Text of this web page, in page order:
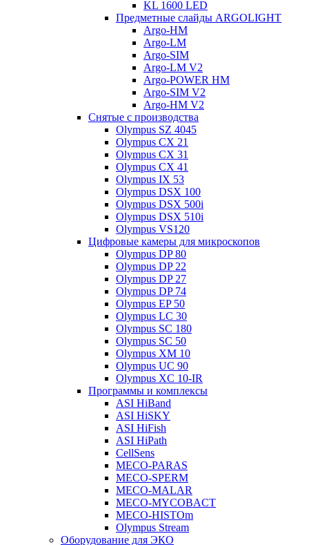
KL 1600 LED
Предметные слайды ARGOLIGHT
Argo-HM
Argo-LM
Argo-SIM
Argo-LM V2
Argo-POWER HM
Argo-SIM V2
Argo-HM V2
Снятые с производства
Olympus SZ 4045
Olympus CX 21
Olympus CX 31
Olympus CX 41
Olympus IX 53
Olympus DSX 100
Olympus DSX 500i
Olympus DSX 510i
Olympus VS120
Цифровые камеры для микроскопов
Olympus DP 80
Olympus DP 22
Olympus DP 27
Olympus DP 74
Olympus EP 50
Olympus LC 30
Olympus SC 180
Olympus SC 50
Olympus XM 10
Olympus UC 90
Olympus XC 10-IR
Программы и комплексы
ASI HiBand
ASI HiSKY
ASI HiFish
ASI HiPath
CellSens
MECO-PARAS
MECO-SPERM
MECO-MALAR
MECO-MYCOBACT
MECO-HISTOm
Olympus Stream
Оборудование для ЭКО